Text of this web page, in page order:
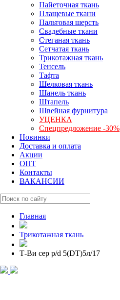
Пайеточная ткань
Плащевые ткани
Пальтовая шерсть
Свадебные ткани
Стеганая ткань
Сетчатая ткань
Трикотажная ткань
Тенсель
Тафта
Шелковая ткань
Шанель ткань
Штапель
Швейная фурнитура
УЦЕНКА
Спецпредложение -30%
Новинки
Доставка и оплата
Акции
ОПТ
Контакты
ВАКАНСИИ
Главная
Трикотажная ткань
Т-Ви сер p/d 5(DT)5л/17